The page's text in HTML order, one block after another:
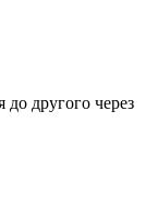
другого через